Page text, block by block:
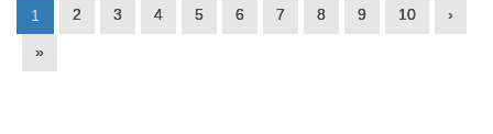
1 2 3 4 5 6 7 8 9 10 ›
»